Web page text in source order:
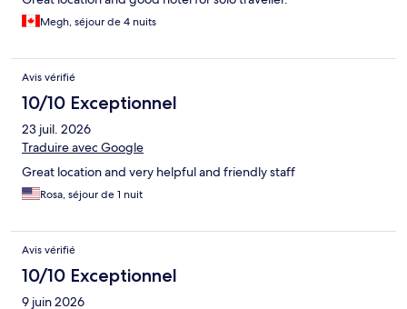
Megh, séjour de 4 nuits
Avis vérifié
10/10 Exceptionnel
23 juil. 2026
Traduire avec Google
Great location and very helpful and friendly staff
Rosa, séjour de 1 nuit
Avis vérifié
10/10 Exceptionnel
9 juin 2026